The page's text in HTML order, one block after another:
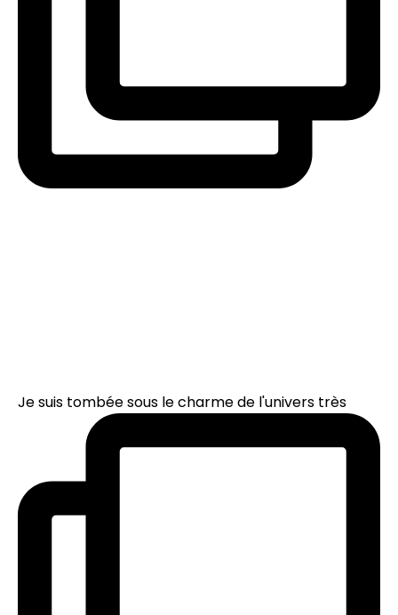
Je suis tombée sous le charme de l'univers très